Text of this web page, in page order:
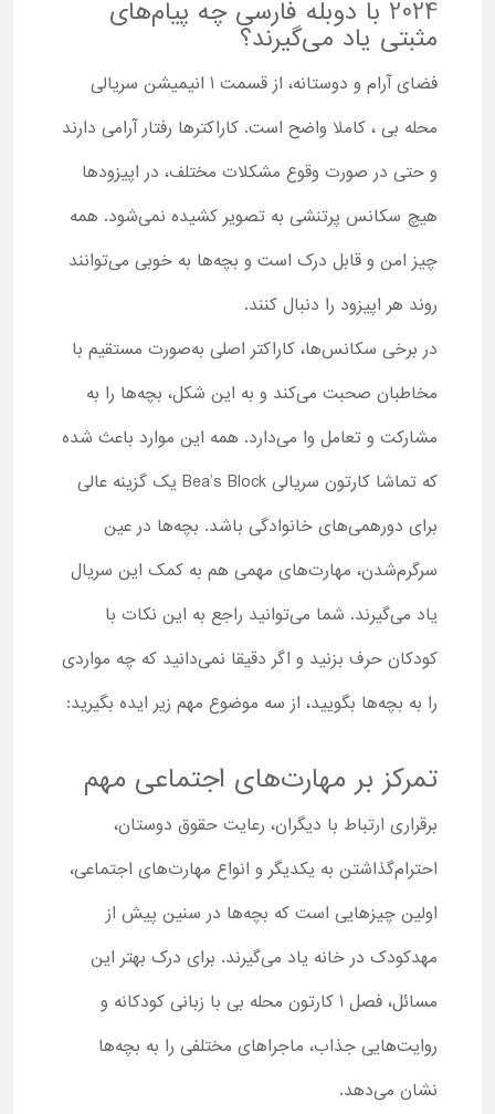
2024 با دوبله فارسی چه پیام‌های
مثبتی یاد می‌گیرند؟
فضای آرام و دوستانه، از قسمت 1 انیمیشن سریالی
محله بی ، کاملا واضح است. کاراکترها رفتار آرامی دارند
و حتی در صورت وقوع مشکلات مختلف، در اپیزودها
هیچ سکانس پرتنشی به ‌تصویر کشیده نمی‌شود. همه
چیز امن و قابل درک است و بچه‌ها به‌ خوبی می‌توانند
روند هر اپیزود را دنبال کنند.
در برخی سکانس‌ها، کاراکتر اصلی به‌صورت مستقیم با
مخاطبان صحبت می‌کند و به این شکل، بچه‌ها را به
مشارکت و تعامل وا می‌دارد. همه این موارد باعث شده
که تماشا کارتون سریالی Bea’s Block یک گزینه عالی
برای دورهمی‌های خانوادگی باشد. بچه‌ها در عین
سرگرم‌شدن، مهارت‌های مهمی هم به کمک این سریال
یاد می‌گیرند. شما می‌توانید راجع به این نکات با
کودکان حرف بزنید و اگر دقیقا نمی‌دانید که چه مواردی
را به بچه‌ها بگویید، از سه موضوع مهم زیر ایده بگیرید:
تمرکز بر مهارت‌های اجتماعی مهم
برقراری ارتباط با دیگران، رعایت حقوق دوستان،
احترام‌گذاشتن به یکدیگر و انواع مهارت‌های اجتماعی،
اولین چیزهایی است که بچه‌ها در سنین پیش از
مهدکودک در خانه یاد می‌گیرند. برای درک بهتر این
مسائل، فصل 1 کارتون محله بی با زبانی کودکانه و
روایت‌هایی جذاب، ماجراهای مختلفی را به بچه‌ها
نشان می‌دهد.